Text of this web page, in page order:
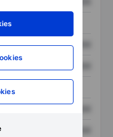
XXXXXXX
XXXXXXX